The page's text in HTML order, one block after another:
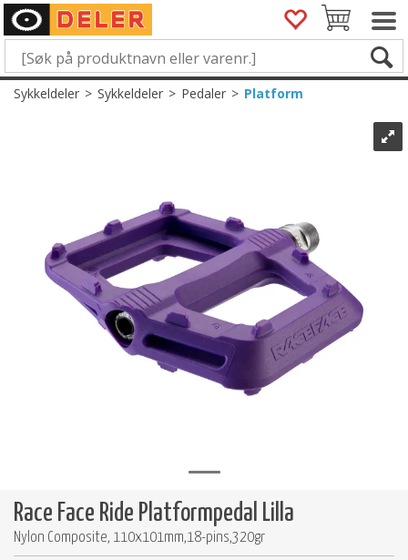
Sykkeldeler>Sykkeldeler>Pedaler>Platform
Race Face Ride Platformpedal Lilla
Nylon Composite, 110x101mm,18-pins,320gr